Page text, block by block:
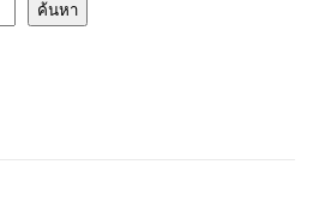
ค้นหา